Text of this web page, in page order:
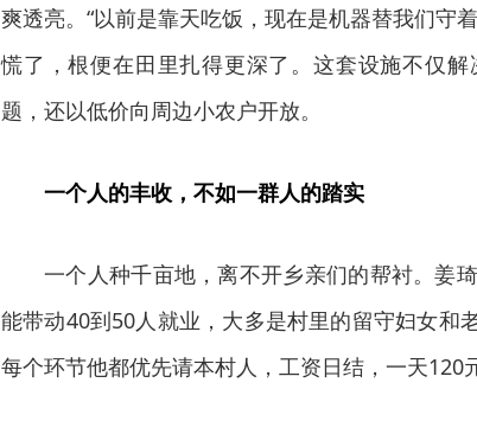
爽透亮。“以前是靠天吃饭，现在是机器替我们守
慌了，根便在田里扎得更深了。这套设施不仅
题，还以低价向周边小农户开放。
一个人的丰收，不如一群人的踏实
一个人种千亩地，离不开乡亲们的帮衬。姜
能带动40到50人就业，大多是村里的留守妇女和
每个环节他都优先请本村人，工资日结，一天120